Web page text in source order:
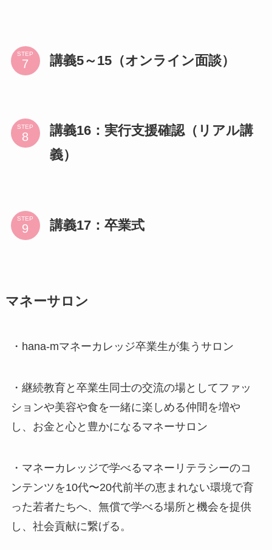
STEP 講義5～15（オンライン面談）
STEP
講義16：実行支援確認（リアル講
義）
STEP 講義17：卒業式
マネーサロン
・hana-mマネーカレッジ卒業生が集うサロン
・継続教育と卒業生同士の交流の場としてファッ
ションや美容や食を一緒に楽しめる仲間を増や
し、お金と心と豊かになるマネーサロン
・マネーカレッジで学べるマネーリテラシーのコ
ンテンツを10代〜20代前半の恵まれない環境で育
った若者たちへ、無償で学べる場所と機会を提供
し、社会貢献に繋げる。